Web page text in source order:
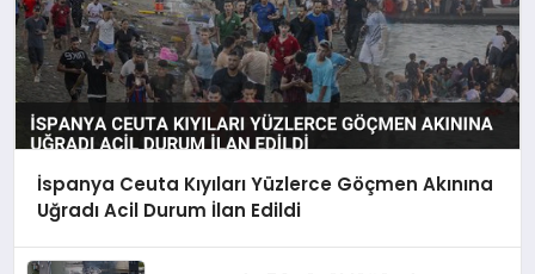
İspanya Ceuta Kıyıları Yüzlerce Göçmen Akınına
Uğradı Acil Durum İlan Edildi